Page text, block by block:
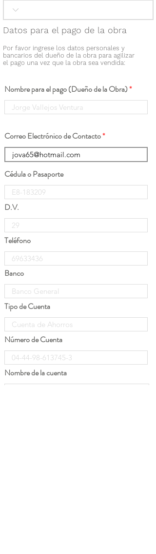
Datos para el pago de la obra
Por favor ingrese los datos personales y
bancarios del dueño de la obra para agilizar
el pago una vez que la obra sea vendida:
Nombre para el pago (Dueño de la Obra)
Correo Electrónico de Contacto
Cédula o Pasaporte
D.V.
Teléfono
Banco
Tipo de Cuenta
Número de Cuenta
Nombre de la cuenta